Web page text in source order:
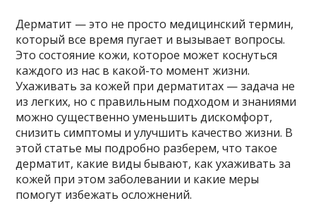
Дерматит — это не просто медицинский термин,
который все время пугает и вызывает вопросы.
Это состояние кожи, которое может коснуться
каждого из нас в какой-то момент жизни.
Ухаживать за кожей при дерматитах — задача не
из легких, но с правильным подходом и знаниями
можно существенно уменьшить дискомфорт,
снизить симптомы и улучшить качество жизни. В
этой статье мы подробно разберем, что такое
дерматит, какие виды бывают, как ухаживать за
кожей при этом заболевании и какие меры
помогут избежать осложнений.